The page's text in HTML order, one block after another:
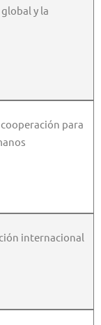
y la
para
internacional